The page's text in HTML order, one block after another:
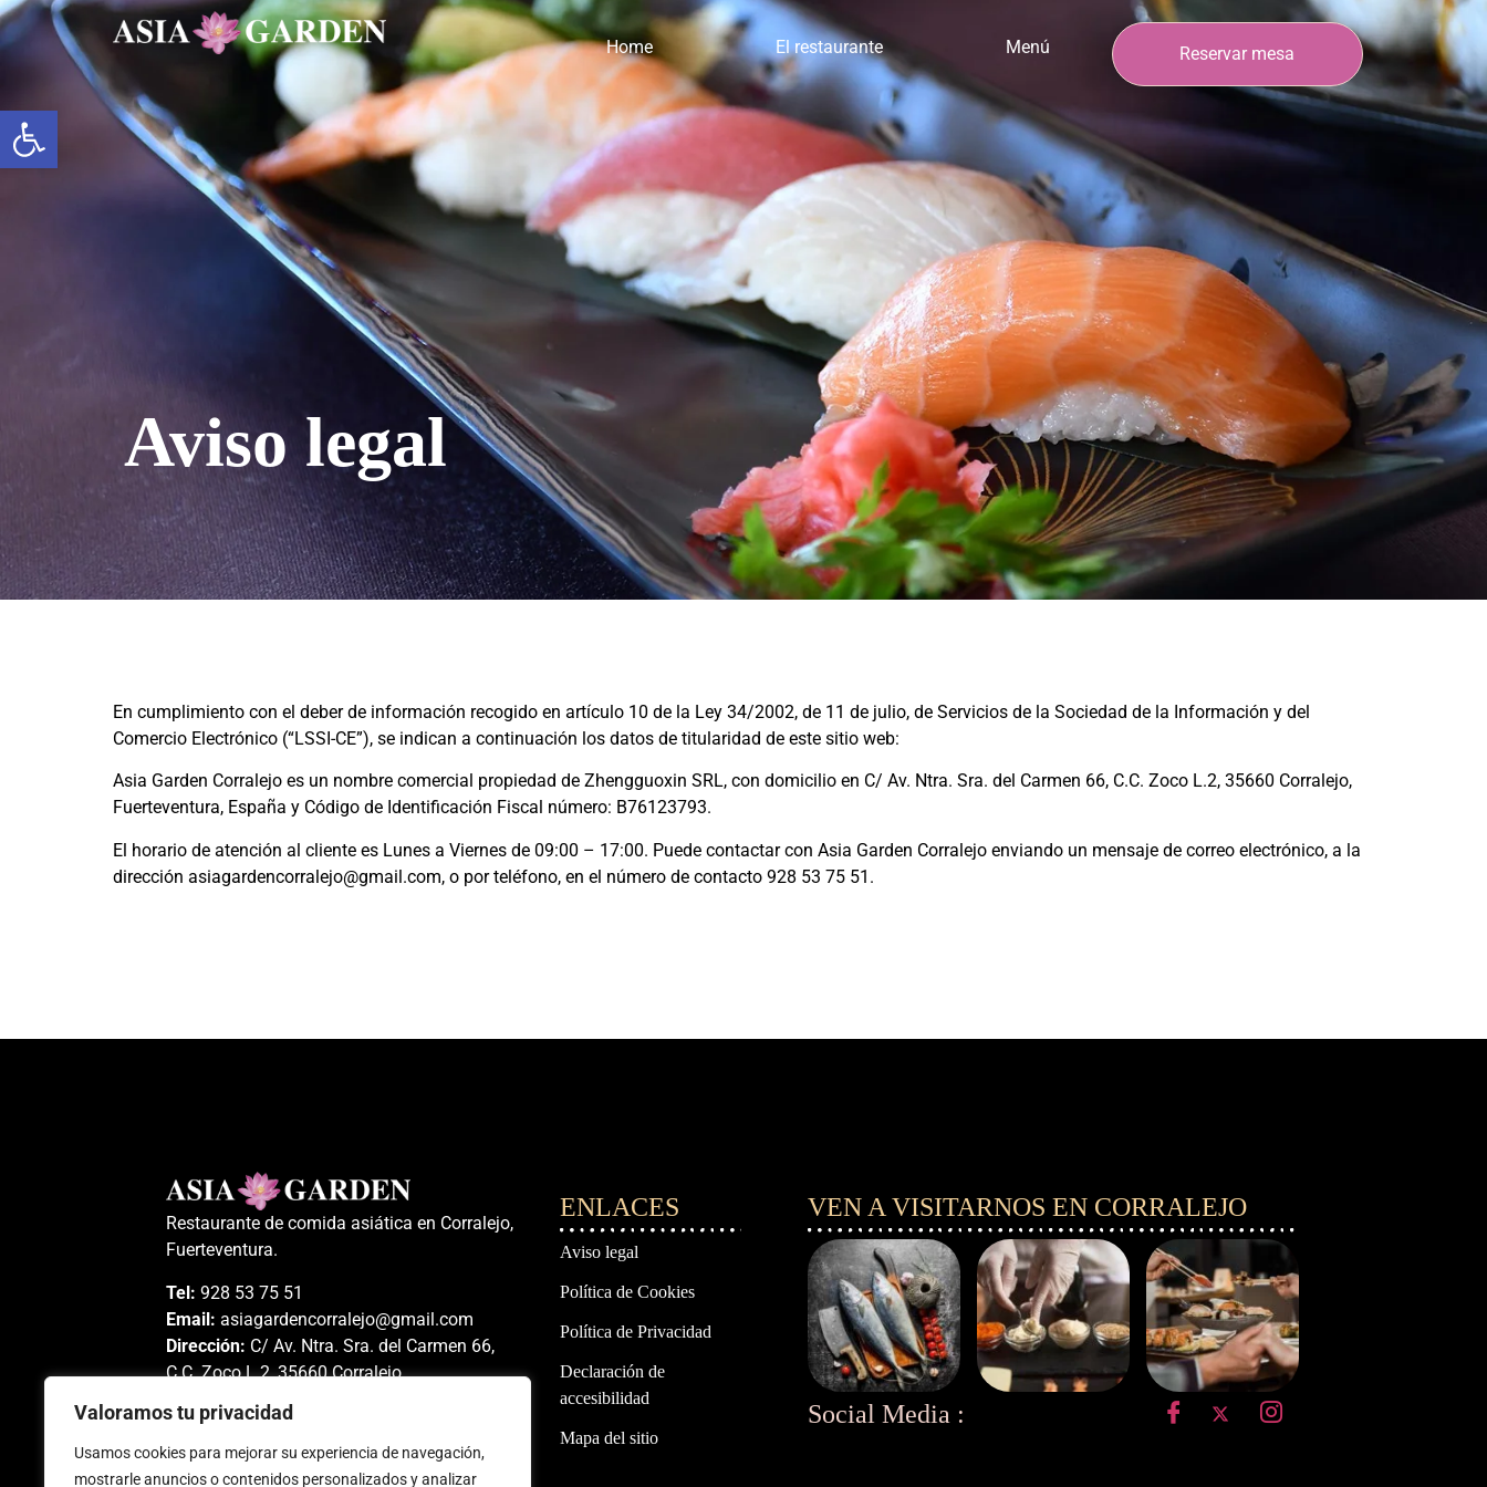
Abrir barra de herramientas
Valoramos tu privacidad
Usamos cookies para mejorar su experiencia de navegación,
mostrarle anuncios o contenidos personalizados y analizar
Home El restaurante Menú Reservar mesa
Aviso legal
En cumplimiento con el deber de información recogido en artículo 10 de la Ley 34/2002, de 11 de julio, de Servicios de la Sociedad de la Información y del
Comercio Electrónico (“LSSI-CE”), se indican a continuación los datos de titularidad de este sitio web:
Asia Garden Corralejo es un nombre comercial propiedad de Zhengguoxin SRL, con domicilio en C/ Av. Ntra. Sra. del Carmen 66, C.C. Zoco L.2, 35660 Corralejo,
Fuerteventura, España y Código de Identificación Fiscal número: B76123793.
El horario de atención al cliente es Lunes a Viernes de 09:00 – 17:00. Puede contactar con Asia Garden Corralejo enviando un mensaje de correo electrónico, a la
dirección asiagardencorralejo@gmail.com, o por teléfono, en el número de contacto 928 53 75 51.
Restaurante de comida asiática en Corralejo,
Fuerteventura.
Tel: 928 53 75 51
Email: asiagardencorralejo@gmail.com
Dirección: C/ Av. Ntra. Sra. del Carmen 66,
C.C. Zoco L.2, 35660 Corralejo,
ENLACES
Aviso legal
Política de Cookies
Política de Privacidad
Declaración de
accesibilidad
Mapa del sitio
VEN A VISITARNOS EN CORRALEJO
Social Media :